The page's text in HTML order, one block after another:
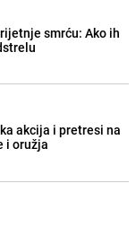
smrću: Ako ih
akcija i pretresi na
i oružja